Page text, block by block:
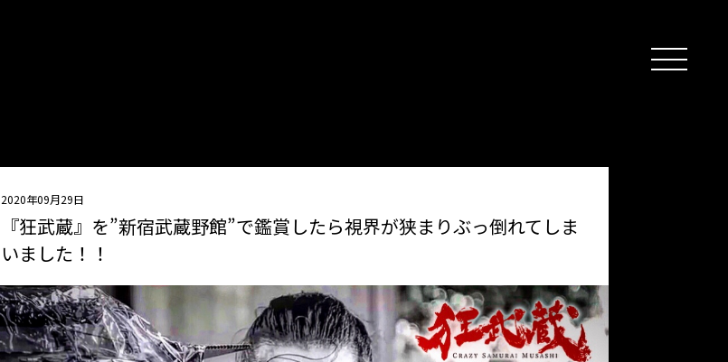
2020年09月29日
『狂武蔵』を”新宿武蔵野館”で鑑賞したら視界が狭まりぶっ倒れてしま
いました！！